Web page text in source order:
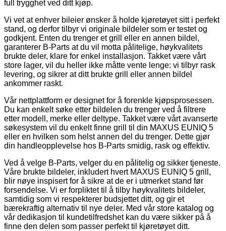
full trygghet ved ditt kjøp.
Vi vet at enhver bileier ønsker å holde kjøretøyet sitt i perfekt
stand, og derfor tilbyr vi originale bildeler som er testet og
godkjent. Enten du trenger et grill eller en annen bildel,
garanterer B-Parts at du vil motta pålitelige, høykvalitets
brukte deler, klare for enkel installasjon. Takket være vårt
store lager, vil du heller ikke måtte vente lenge: vi tilbyr rask
levering, og sikrer at ditt brukte grill eller annen bildel
ankommer raskt.
Vår nettplattform er designet for å forenkle kjøpsprosessen.
Du kan enkelt søke etter bildelen du trenger ved å filtrere
etter modell, merke eller deltype. Takket være vårt avanserte
søkesystem vil du enkelt finne grill til din MAXUS EUNIQ 5
eller en hvilken som helst annen del du trenger. Dette gjør
din handleopplevelse hos B-Parts smidig, rask og effektiv.
Ved å velge B-Parts, velger du en pålitelig og sikker tjeneste.
Våre brukte bildeler, inkludert hvert MAXUS EUNIQ 5 grill,
blir nøye inspisert for å sikre at de er i utmerket stand før
forsendelse. Vi er forpliktet til å tilby høykvalitets bildeler,
samtidig som vi respekterer budsjettet ditt, og gir et
bærekraftig alternativ til nye deler. Med vår store katalog og
vår dedikasjon til kundetilfredshet kan du være sikker på å
finne den delen som passer perfekt til kjøretøyet ditt.